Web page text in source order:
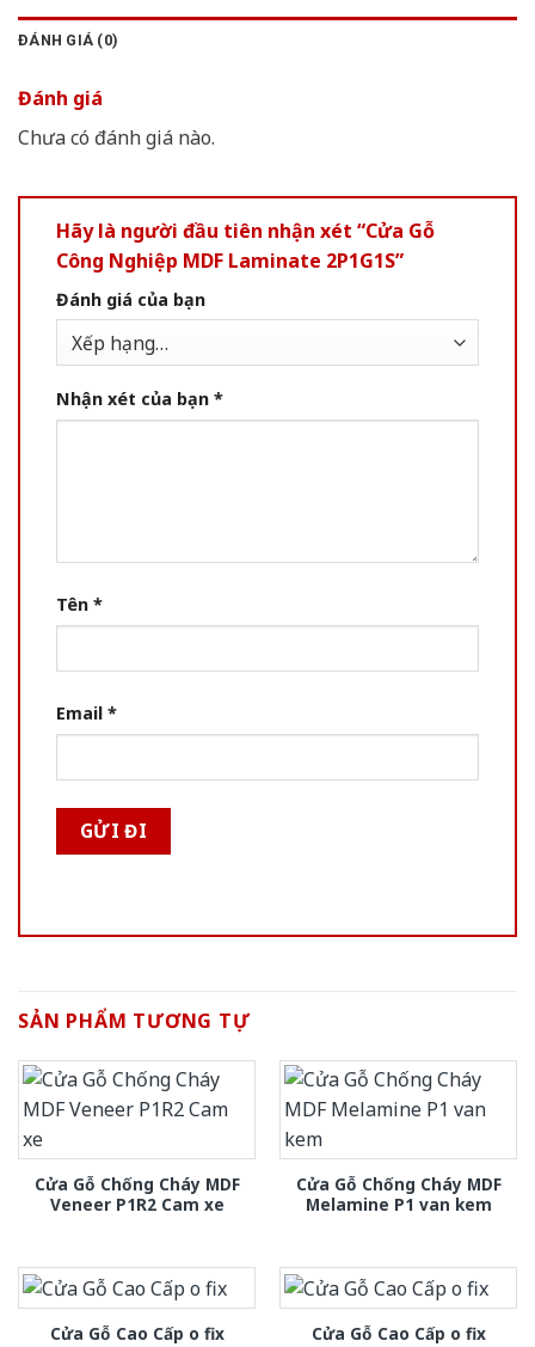
ĐÁNH GIÁ (0)
Đánh giá
Chưa có đánh giá nào.
Hãy là người đầu tiên nhận xét “Cửa Gỗ
Công Nghiệp MDF Laminate 2P1G1S”
Đánh giá của bạn
Nhận xét của bạn *
Tên *
Email *
SẢN PHẨM TƯƠNG TỰ
Cửa Gỗ Chống Cháy MDF
Veneer P1R2 Cam xe
Cửa Gỗ Chống Cháy MDF
Melamine P1 van kem
Cửa Gỗ Cao Cấp o fix Cửa Gỗ Cao Cấp o fix